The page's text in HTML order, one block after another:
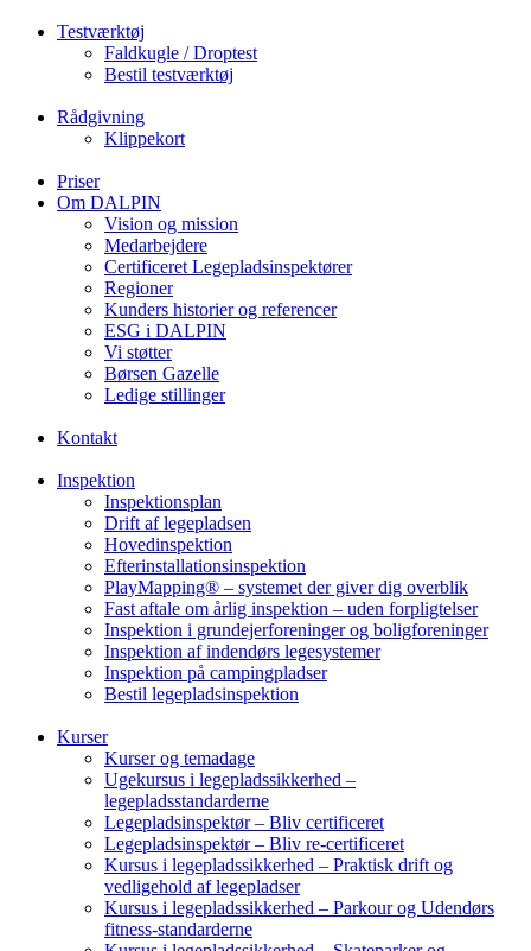
Testværktøj
Faldkugle / Droptest
Bestil testværktøj
Rådgivning
Klippekort
Priser
Om DALPIN
Vision og mission
Medarbejdere
Certificeret Legepladsinspektører
Regioner
Kunders historier og referencer
ESG i DALPIN
Vi støtter
Børsen Gazelle
Ledige stillinger
Kontakt
Inspektion
Inspektionsplan
Drift af legepladsen
Hovedinspektion
Efterinstallationsinspektion
PlayMapping® – systemet der giver dig overblik
Fast aftale om årlig inspektion – uden forpligtelser
Inspektion i grundejerforeninger og boligforeninger
Inspektion af indendørs legesystemer
Inspektion på campingpladser
Bestil legepladsinspektion
Kurser
Kurser og temadage
Ugekursus i legepladssikkerhed –
legepladsstandarderne
Legepladsinspektør – Bliv certificeret
Legepladsinspektør – Bliv re-certificeret
Kursus i legepladssikkerhed – Praktisk drift og
vedligehold af legepladser
Kursus i legepladssikkerhed – Parkour og Udendørs
fitness-standarderne